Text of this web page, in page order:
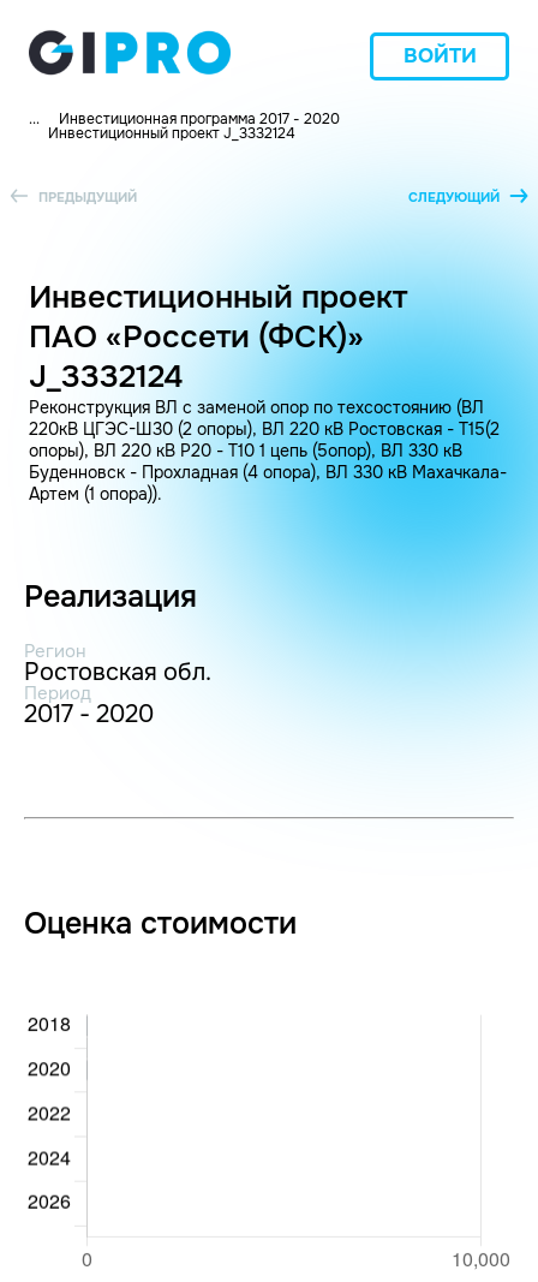
ВОЙТИ
... Инвестиционная программа 2017 - 2020
Инвестиционный проект J_3332124
ПРЕДЫДУЩИЙ СЛЕДУЮЩИЙ
Инвестиционный проект
ПАО «Россети (ФСК)»
J_3332124
Реконструкция ВЛ с заменой опор по техсостоянию (ВЛ
220кВ ЦГЭС-Ш30 (2 опоры), ВЛ 220 кВ Ростовская - Т15(2
опоры), ВЛ 220 кВ Р20 - Т10 1 цепь (5опор), ВЛ 330 кВ
Буденновск - Прохладная (4 опора), ВЛ 330 кВ Махачкала-
Артем (1 опора)).
Реализация
Регион
Ростовская обл.
Период
2017 - 2020
Оценка стоимости